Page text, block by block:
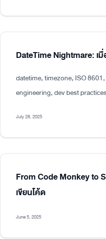
DateTime Nightmare: เ
datetime, timezone, ISO
engineering, dev best
July 28, 2025
From Code Monkey to
เขียนโค้ด
June 5, 2025